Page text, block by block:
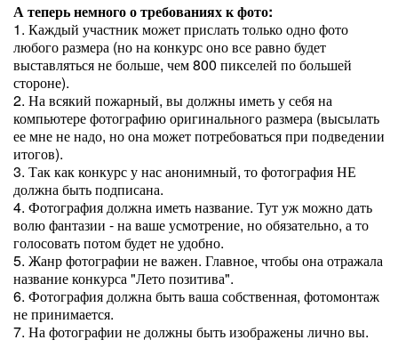
А теперь немного о требованиях к фото:
1. Каждый участник может прислать только одно фото
любого размера (но на конкурс оно все равно будет
выставляться не больше, чем 800 пикселей по большей
стороне).
2. На всякий пожарный, вы должны иметь у себя на
компьютере фотографию оригинального размера (высылать
ее мне не надо, но она может потребоваться при подведении
итогов).
3. Так как конкурс у нас анонимный, то фотография НЕ
должна быть подписана.
4. Фотография должна иметь название. Тут уж можно дать
волю фантазии - на ваше усмотрение, но обязательно, а то
голосовать потом будет не удобно.
5. Жанр фотографии не важен. Главное, чтобы она отражала
название конкурса "Лето позитива".
6. Фотография должна быть ваша собственная, фотомонтаж
не принимается.
7. На фотографии не должны быть изображены лично вы.